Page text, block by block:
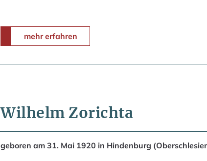
mehr erfahren
Wilhelm Zorichta
geboren am 31. Mai 1920 in Hindenburg